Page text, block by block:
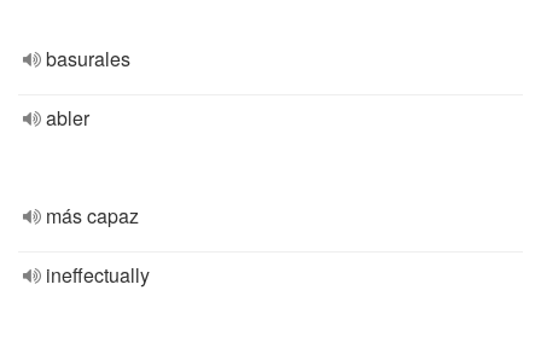
basurales
abler
más capaz
ineffectually